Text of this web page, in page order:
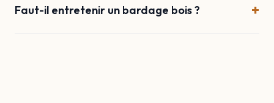
Faut-il entretenir un bardage bois ? +